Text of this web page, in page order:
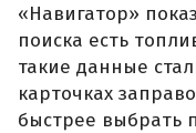
«Навигатор»
поиска есть
такие данные
карточках
быстрее выбрать